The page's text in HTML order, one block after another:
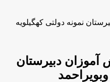
نمونه دولتی كهگیلویه
آموزان دبیرستان